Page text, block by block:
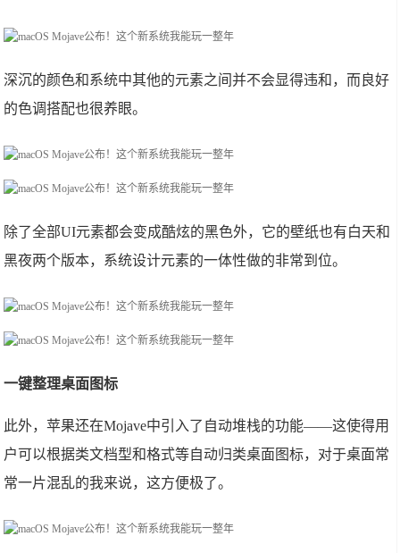
深沉的颜色和系统中其他的元素之间并不会显得违和，而良好
的色调搭配也很养眼。
除了全部UI元素都会变成酷炫的黑色外，它的壁纸也有白天和
黑夜两个版本，系统设计元素的一体性做的非常到位。
一键整理桌面图标
此外，苹果还在Mojave中引入了自动堆栈的功能——这使得用
户可以根据类文档型和格式等自动归类桌面图标，对于桌面常
常一片混乱的我来说，这方便极了。